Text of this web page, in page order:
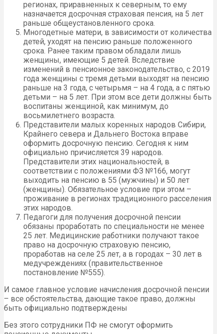
регионах, приравненных к северным, то ему
назначается досрочная страховая пенсия, на 5 лет
раньше общеустановленного срока.
Многодетные матери, в зависимости от количества
детей, уходят на пенсию раньше положенного
срока. Ранее таким правом обладали лишь
женщины, имеющие 5 детей. Вследствие
изменений в пенсионное законодательство, с 2019
года женщины с тремя детьми выходят на пенсию
раньше на 3 года, с четырьмя – на 4 года, а с пятью
детьми – на 5 лет. При этом все дети должны быть
воспитаны женщиной, как минимум, до
восьмилетнего возраста.
Представители малых коренных народов Сибири,
Крайнего севера и Дальнего Востока вправе
оформить досрочную пенсию. Сегодня к ним
официально причисляется 39 народов.
Представители этих национальностей, в
соответствии с положениями ФЗ №166, могут
выходить на пенсию в 55 (мужчины) и 50 лет
(женщины). Обязательное условие при этом –
проживание в регионах традиционного расселения
этих народов.
Педагоги для получения досрочной пенсии
обязаны проработать по специальности не менее
25 лет. Медицинские работники получают такое
право на досрочную страховую пенсию,
проработав на селе 25 лет, а в городах – 30 лет в
медучреждениях (правительственное
постановление №555).
И самое главное условие начисления досрочной пенсии
– все обстоятельства, дающие такое право, должны
быть официально подтверждены
Без этого сотрудники ПФ не смогут оформить